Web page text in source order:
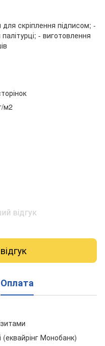
скріплення підписом; -
- виготовлення
м2
відгук
Оплата
Монобанк)